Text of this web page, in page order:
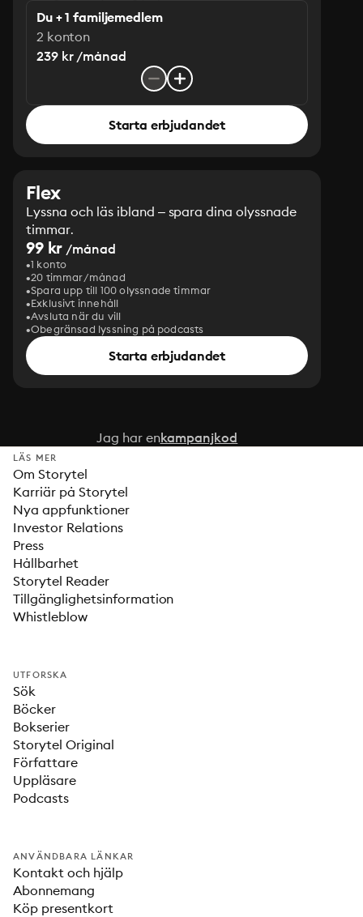
Du + 1 familjemedlem
2 konton
239 kr /månad
Starta erbjudandet
Flex
Lyssna och läs ibland – spara dina olyssnade
timmar.
99 kr /månad
1 konto
20 timmar/månad
Spara upp till 100 olyssnade timmar
Exklusivt innehåll
Avsluta när du vill
Obegränsad lyssning på podcasts
Starta erbjudandet
Jag har enkampanjkod
LÄS MER
Om Storytel
Karriär på Storytel
Nya appfunktioner
Investor Relations
Press
Hållbarhet
Storytel Reader
Tillgänglighetsinformation
Whistleblow
UTFORSKA
Sök
Böcker
Bokserier
Storytel Original
Författare
Uppläsare
Podcasts
ANVÄNDBARA LÄNKAR
Kontakt och hjälp
Abonnemang
Köp presentkort